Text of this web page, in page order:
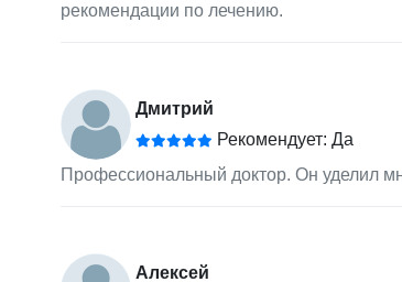
рекомендации по лечению.
Дмитрий
Рекомендует: Да
Профессиональный доктор. Он уделил
Алексей